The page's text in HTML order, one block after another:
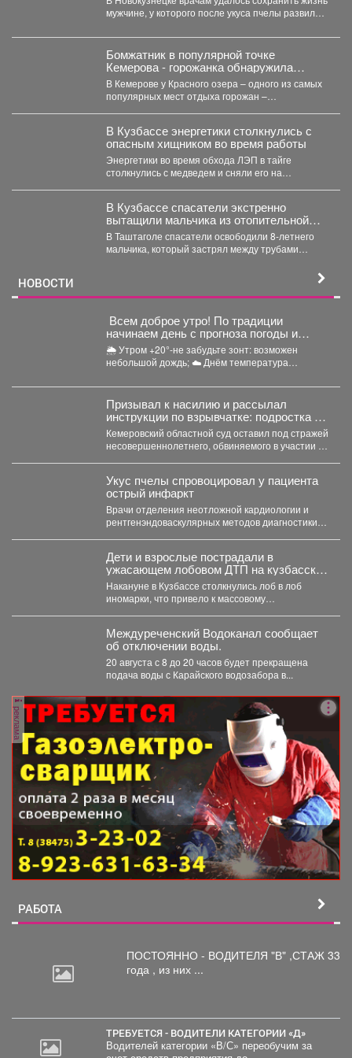
мужчине, у которого после укуса пчелы развился
Бомжатник в популярной точке
Кемерова - горожанка обнаружила
жуткий объект на Красном озере
В Кемерове у Красного озера – одного из самых
популярных мест отдыха горожан –
В Кузбассе энергетики столкнулись с
опасным хищником во время работы
Энергетики во время обхода ЛЭП в тайге
столкнулись с медведем и сняли его на
В Кузбассе спасатели экстренно
вытащили мальчика из отопительной
системы
В Таштаголе спасатели освободили 8-летнего
мальчика, который застрял между трубами
НОВОСТИ
Всем доброе утро! По традиции
начинаем день с прогноза погоды и
щепотки народной мудрости
🌦 Утром +20°-не забудьте зонт: возможен
небольшой дождь; ☁️ Днём температура
Призывал к насилию и рассылал
инструкции по взрывчатке: подростка из
Кузбасса обвиняют в терроризме
Кемеровский областной суд оставил под стражей
несовершеннолетнего, обвиняемого в участии в
Укус пчелы спровоцировал у пациента
острый инфаркт
Врачи отделения неотложной кардиологии и
рентгенэндоваскулярных методов диагностики и
Дети и взрослые пострадали в
ужасающем лобовом ДТП на кузбасской
трассе
Накануне в Кузбассе столкнулись лоб в лоб
иномарки, что привело к массовому
Междуреченский Водоканал сообщает
об отключении воды.
20 августа с 8 до 20 часов будет прекращена
подача воды с Карайского водозабора в...
реклама
РАБОТА
ПОСТОЯННО - ВОДИТЕЛЯ "В" ,СТАЖ 33
года , из них ...
ТРЕБУЕТСЯ - ВОДИТЕЛИ КАТЕГОРИИ «Д»
Водителей категории «В/С» переобучим за